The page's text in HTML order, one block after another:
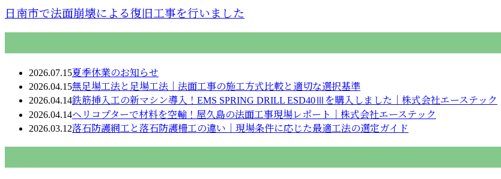
日南市で法面崩壊による復旧工事を行いました
2026.07.15夏季休業のお知らせ
2026.04.15無足場工法と足場工法｜法面工事の施工方式比較と適切な選択基準
2026.04.14鉄筋挿入工の新マシン導入！EMS SPRING DRILL ESD40Ⅲを購入しました｜株式会社エーステック
2026.04.14ヘリコプターで材料を空輸！屋久島の法面工事現場レポート｜株式会社エーステック
2026.03.12落石防護網工と落石防護柵工の違い｜現場条件に応じた最適工法の選定ガイド